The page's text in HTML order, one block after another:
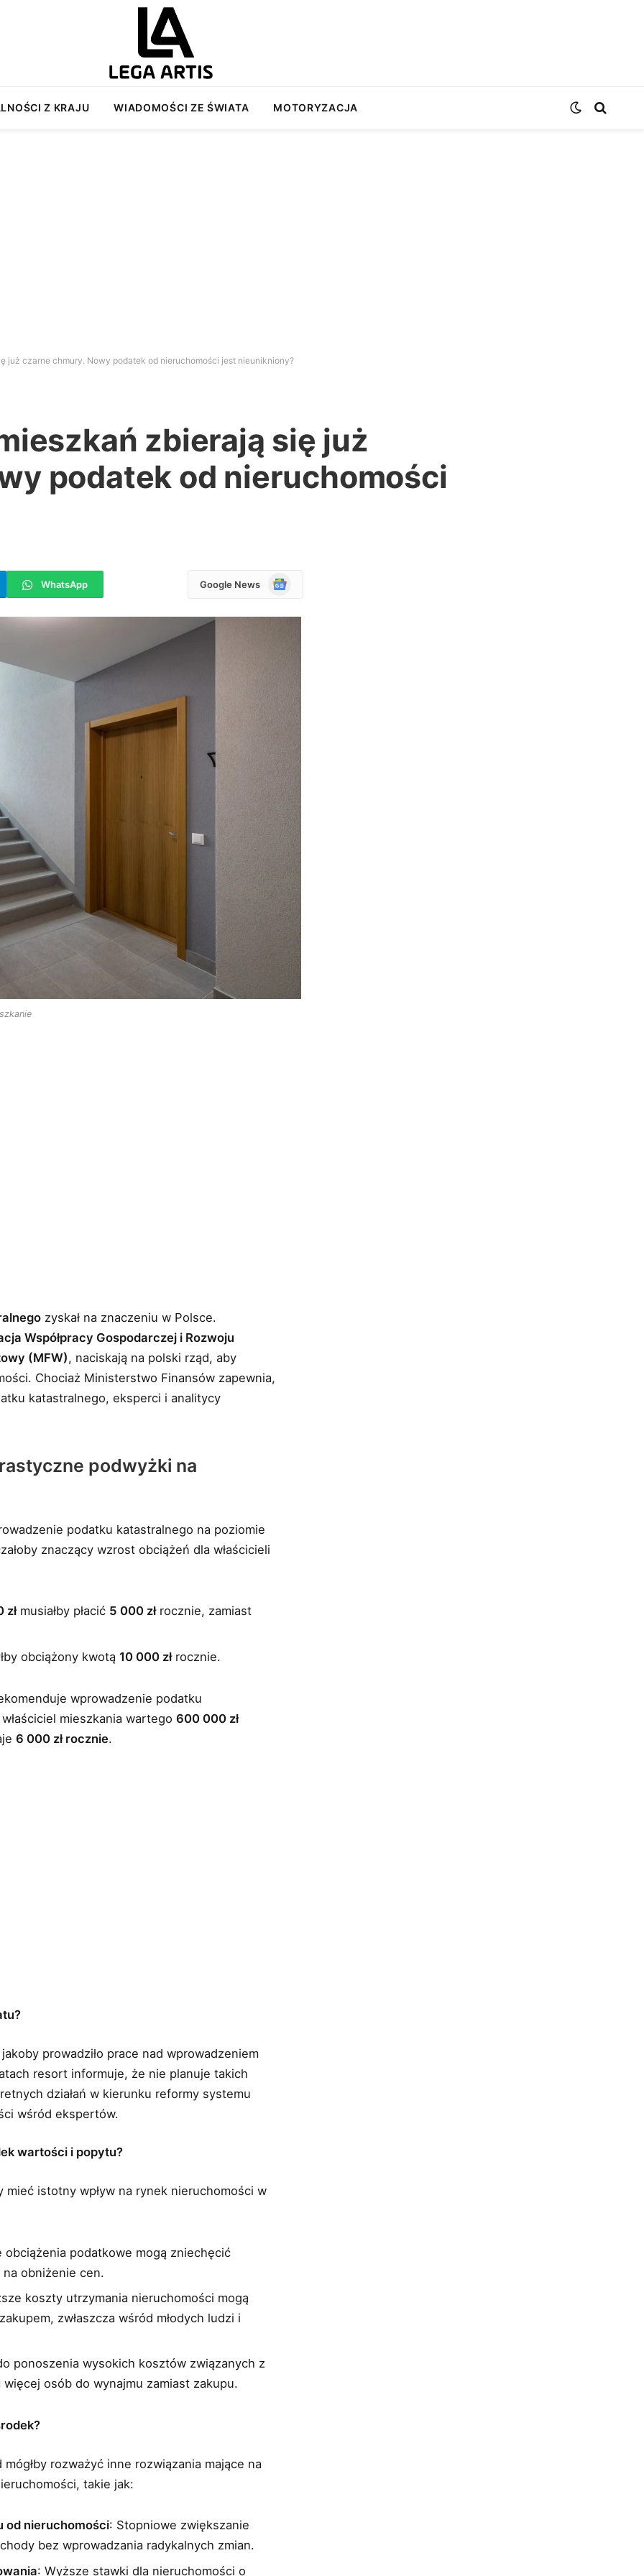
Z KRAJU WIADOMOŚCI ZE ŚWIATA MOTORYZACJA
już czarne chmury. Nowy podatek od nieruchomości jest nieunikniony?
zbierają się już
podatek od nieruchomości
WhatsApp Google News
Google
zyskał na znaczeniu w Polsce.
Współpracy Gospodarczej i Rozwoju
(MFW), naciskają na polski rząd, aby
Chociaż Ministerstwo Finansów zapewnia,
katastralnego, eksperci i analitycy
podwyżki na
podatku katastralnego na poziomie
znaczący wzrost obciążeń dla właścicieli
złmusiałby płacić 5 000 złrocznie, zamiast
obciążony kwotą10 000 złrocznie.
wprowadzenie podatku
mieszkania wartego600 000 zł
6 000 zł rocznie.
prowadziło prace nad wprowadzeniem
resort informuje, że nie planuje takich
działań w kierunku reformy systemu
wśród ekspertów.
wartości i popytu?
istotny wpływ na rynek nieruchomości w
obciążenia podatkowe mogą zniechęcić
obniżenie cen.
koszty utrzymania nieruchomości mogą
zwłaszcza wśród młodych ludzi i
ponoszenia wysokich kosztów związanych z
osób do wynajmu zamiast zakupu.
rozważyć inne rozwiązania mające na
takie jak:
od nieruchomości: Stopniowe zwiększanie
bez wprowadzania radykalnych zmian.
: Wyższe stawki dla nieruchomości o